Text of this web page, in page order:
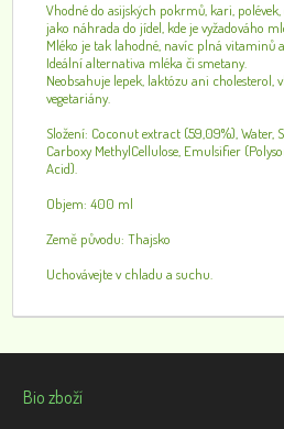
Vhodné do asijských pokrmů, kari,
jako náhrada do jídel, kde je vyžadováho
Mléko je tak lahodné, navíc plná vitaminů
Ideální alternativa mléka či smetany.
Neobsahuje lepek, laktózu ani cholesterol,
vegetariány.
Složení: Coconut extract (59,09%), Water,
Carboxy MethylCellulose, Emulsifier
Acid).
Objem: 400 ml
Země původu: Thajsko
Uchovávejte v chladu a suchu.
Bio zboží